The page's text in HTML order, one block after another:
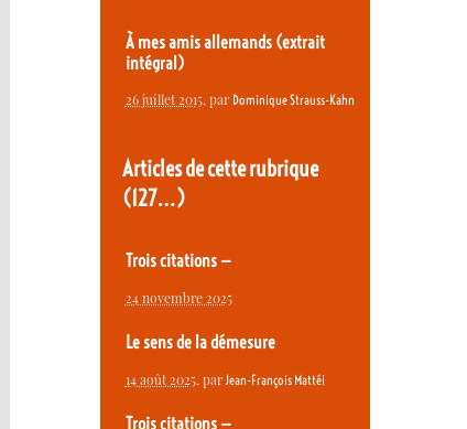
À mes amis allemands (extrait
intégral)
26 juillet 2015, par Dominique Strauss-Kahn
Articles de cette rubrique
(127…)
Trois citations —
24 novembre 2025
Le sens de la démesure
14 août 2025, par Jean-François Mattéi
Trois citations —